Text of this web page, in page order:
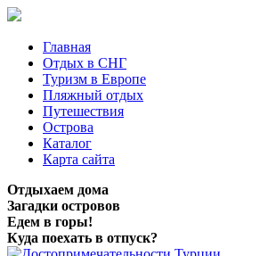
Главная
Отдых в СНГ
Туризм в Европе
Пляжный отдых
Путешествия
Острова
Каталог
Карта сайта
Отдыхаем дома
Загадки островов
Едем в горы!
Куда поехать в отпуск?